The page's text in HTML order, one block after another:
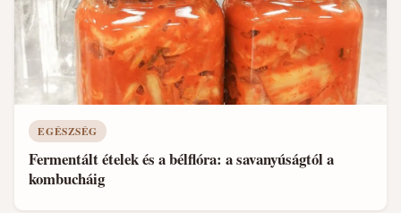
EGÉSZSÉG
Fermentált ételek és a bélflóra: a savanyúságtól a
kombucháig